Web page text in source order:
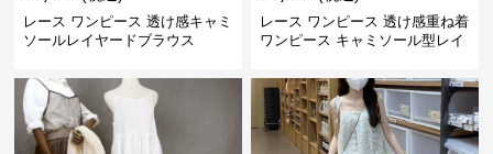
レース ワンピース 透け感キャミ
ソールレイヤードブラウス
レース ワンピース 透け感重ね着
ワンピース キャミソール型レイ